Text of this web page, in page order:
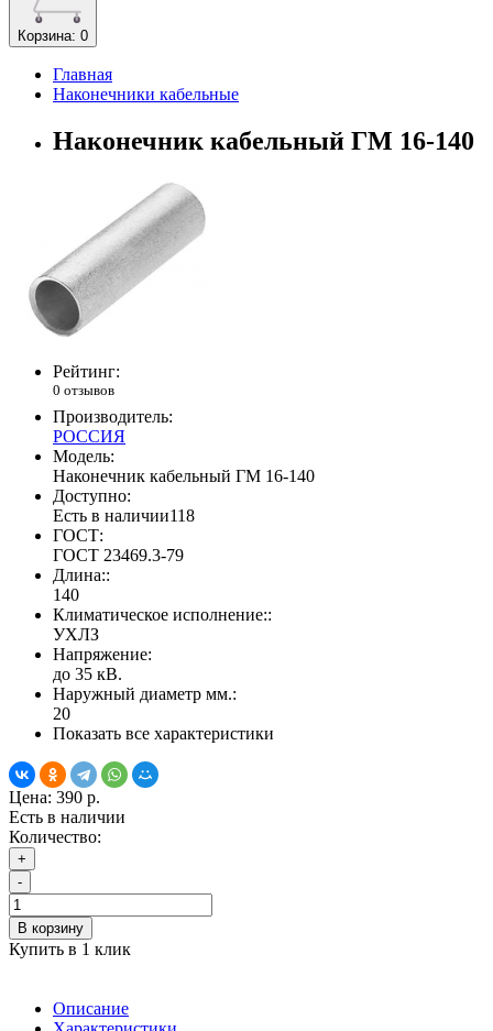
Корзина: 0
Главная
Наконечники кабельные
Наконечник кабельный ГМ 16-140
Рейтинг:
0 отзывов
Производитель:
РОССИЯ
Модель:
Наконечник кабельный ГМ 16-140
Доступно:
Есть в наличии118
ГОСТ:
ГОСТ 23469.3-79
Длина::
140
Климатическое исполнение::
УХЛЗ
Напряжение:
до 35 кВ.
Наружный диаметр мм.:
20
Показать все характеристики
Цена: 390 р.
Есть в наличии
Количество:
+
-
В корзину
Купить в 1 клик
Описание